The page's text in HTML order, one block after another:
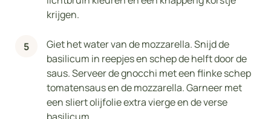
krijgen.
Giet het water van de mozzarella. Snijd de
basilicum in reepjes en schep de helft door de
saus. Serveer de gnocchi met een flinke schep
tomatensaus en de mozzarella. Garneer met
een sliert olijfolie extra vierge en de verse